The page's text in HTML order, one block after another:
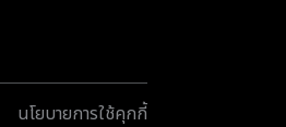
นโยบายการใช้คุกกี้